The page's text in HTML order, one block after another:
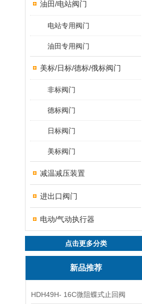
油田/电站阀门
电站专用阀门
油田专用阀门
美标/日标/德标/俄标阀门
非标阀门
德标阀门
日标阀门
美标阀门
减温减压装置
进出口阀门
电动/气动执行器
点击更多分类
新品推荐
HDH49H- 16C微阻蝶式止回阀